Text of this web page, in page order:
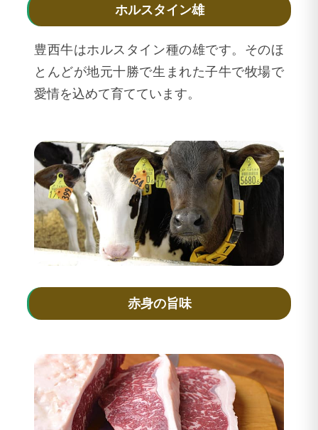
ホルスタイン雄
豊西牛はホルスタイン種の雄です。そのほ
とんどが地元十勝で生まれた子牛で牧場で
愛情を込めて育てています。
赤身の旨味